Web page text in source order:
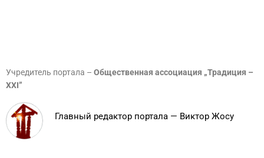
Учредитель портала – Общественная ассоциация „Традиция –
XXI”
Главный редактор портала — Виктор Жосу